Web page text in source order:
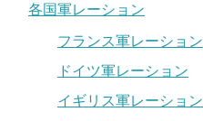
各国軍レーション
フランス軍レーション
ドイツ軍レーション
イギリス軍レーション